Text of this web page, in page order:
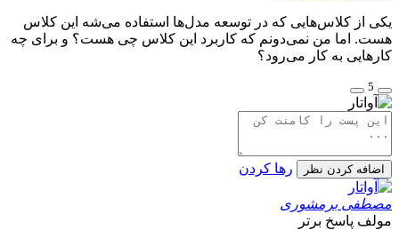
یکی از کلاس‌هایی که در توسعه مدل‌ها استفاده می‌شه این کلاس
هست. اما من نمی‌دونم که کاربرد این کلاس چی هست؟ و برای چه
کارهایی به کار می‌رود؟
5
اضافه کردن نظر رها کردن
مصطفی برمشوری
مولف پاسخ برتر